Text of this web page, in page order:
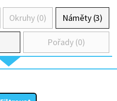
Okruhy (0) Náměty (3)
Pořady (0)